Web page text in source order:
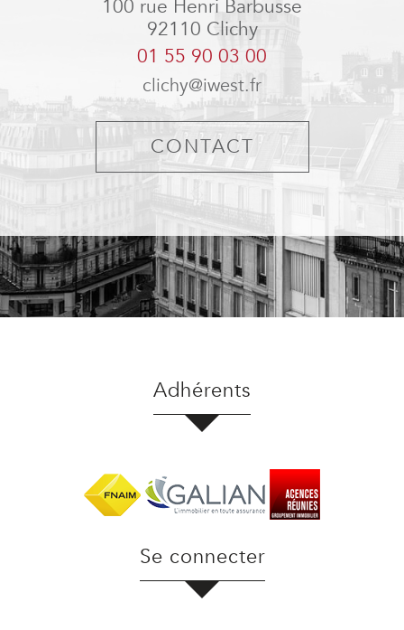
100 rue Henri Barbusse
92110 Clichy
01 55 90 03 00
clichy@iwest.fr
CONTACT
Adhérents
Se connecter